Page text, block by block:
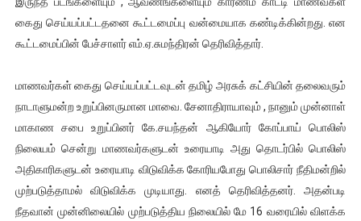
ஐ.நா முன்றலில் சீரற்ற காலநிலையிலும் தமிழின அழிப்பிற்கு
ஜனாதிபதி ஐக்கிய நாடுகளின் பொதுச் சபை கூட்டத்தில் இன்று
32 CM விநோத கன்றுக்குட்டி! (வீடியோ)
வலிமை தான் அஜித் திரைப்பயணத்திலே அதிக காலெக்ஷன் செய்த
கைது செய்யப்பட்டதனை கூட்டமைப்பு வன்மையாக கண்டிக்கின்றது. என
கூட்டமைப்பின் பேச்சாளர் எம்.ஏ.சுமந்திரன் தெரிவித்தார்.
மாணவர்கள் கைது செய்யப்பட்டவுடன் தமிழ் அரசுக் கட்சியின் தலைவரும்
நாடாளுமன்ற உறுப்பினருமான மாவை. சேனாதிராயாவும் , நானும் முன்னாள்
மாகாண சபை உறுப்பினர் கே.சயந்தன் ஆகியோர் கோப்பாய் பொலிஸ்
நிலையம் சென்று மாணவர்களுடன் உரையாடி அது தொடர்பில் பொலிஸ்
அதிகாரிகளுடன் உரையாடி விடுவிக்க கோரியபோது பொலிசார் நீதிமன்றில்
முற்படுத்தாமல் விடுவிக்க முடியாது. எனத் தெரிவித்தனர். அதன்படி
நீதவான் முன்னிலையில் முற்படுத்திய நிலையில் மே 16 வரையில் விளக்க